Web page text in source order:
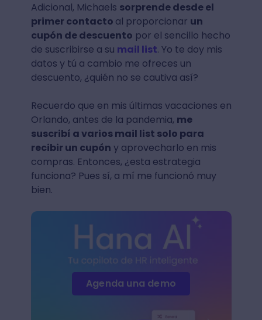
Adicional, Michaels sorprende desde el
primer contacto al proporcionar un
cupón de descuento por el sencillo hecho
de suscribirse a su mail list. Yo te doy mis
datos y tú a cambio me ofreces un
descuento, ¿quién no se cautiva así?
Recuerdo que en mis últimas vacaciones en
Orlando, antes de la pandemia, me
suscribí a varios mail list solo para
recibir un cupón y aprovecharlo en mis
compras. Entonces, ¿esta estrategia
funciona? Pues sí, a mí me funcionó muy
bien.
Agenda una demo